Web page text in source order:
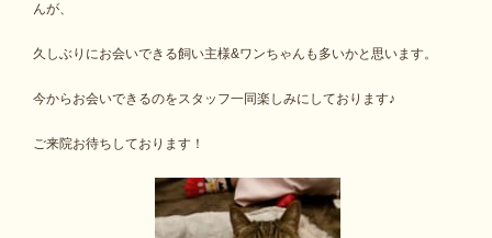
んが、
久しぶりにお会いできる飼い主様&ワンちゃんも多いかと思います。
今からお会いできるのをスタッフ一同楽しみにしております♪
ご来院お待ちしております！